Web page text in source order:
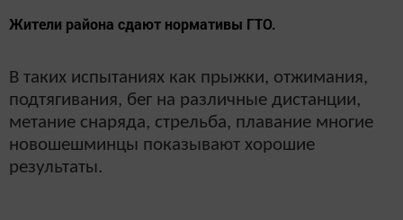
Жители района сдают нормативы ГТО.
В таких испытаниях как прыжки, отжимания,
подтягивания, бег на различные дистанции,
метание снаряда, стрельба, плавание многие
новошешминцы показывают хорошие
результаты.